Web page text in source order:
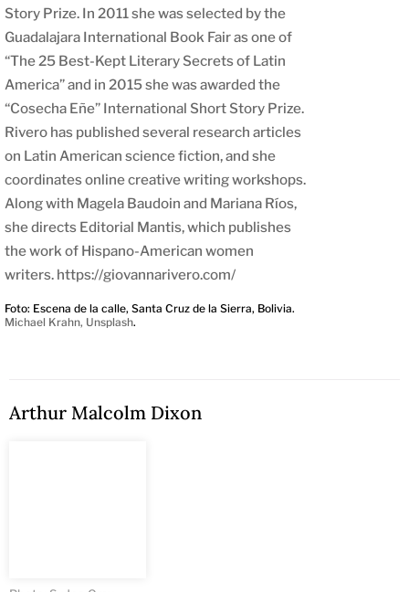
Story Prize. In 2011 she was selected by the
Guadalajara International Book Fair as one of
“The 25 Best-Kept Literary Secrets of Latin
America” and in 2015 she was awarded the
“Cosecha Eñe” International Short Story Prize.
Rivero has published several research articles
on Latin American science fiction, and she
coordinates online creative writing workshops.
Along with Magela Baudoin and Mariana Ríos,
she directs Editorial Mantis, which publishes
the work of Hispano-American women
writers. https://giovannarivero.com/
Foto: Escena de la calle, Santa Cruz de la Sierra, Bolivia.
Michael Krahn, Unsplash.
Arthur Malcolm Dixon